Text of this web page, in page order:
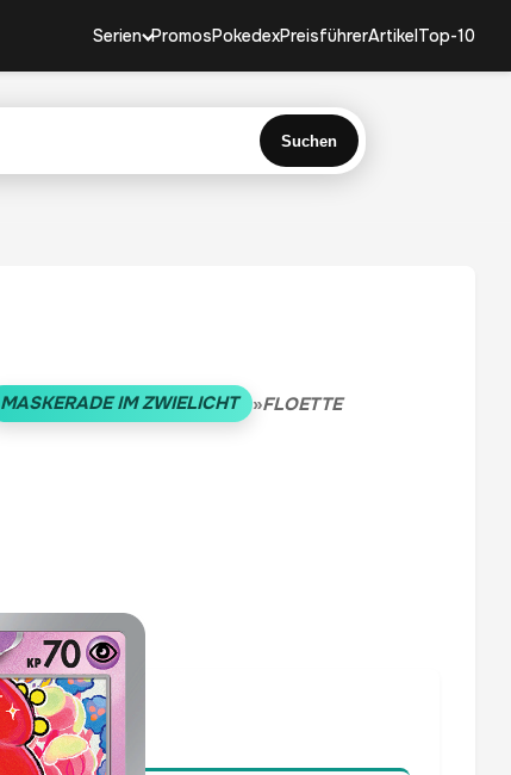
Serien PromosPokedexPreisführerArtikelTop-10
Suchen
MASKERADE IM ZWIELICHT »FLOETTE